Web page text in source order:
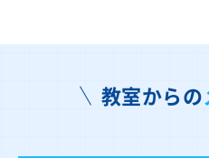
教室からの